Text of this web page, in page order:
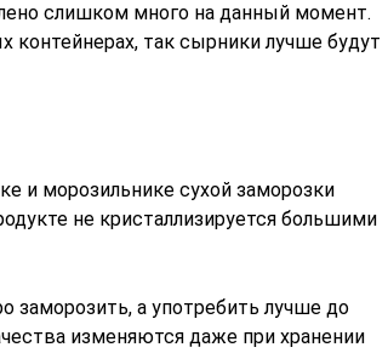
слишком много на данный момент.
так сырники лучше будут
и морозильнике сухой заморозки
не кристаллизируется большими
заморозить, а употребить лучше до
изменяются даже при хранении